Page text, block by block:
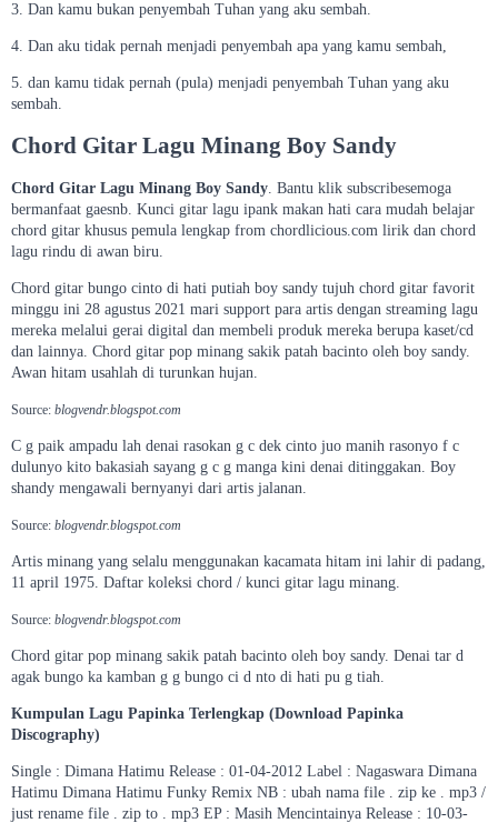
3. Dan kamu bukan penyembah Tuhan yang aku sembah.
4. Dan aku tidak pernah menjadi penyembah apa yang kamu sembah,
5. dan kamu tidak pernah (pula) menjadi penyembah Tuhan yang aku
sembah.
Chord Gitar Lagu Minang Boy Sandy
Chord Gitar Lagu Minang Boy Sandy. Bantu klik subscribesemoga
bermanfaat gaesnb. Kunci gitar lagu ipank makan hati cara mudah belajar
chord gitar khusus pemula lengkap from chordlicious.com lirik dan chord
lagu rindu di awan biru.
Chord gitar bungo cinto di hati putiah boy sandy tujuh chord gitar favorit
minggu ini 28 agustus 2021 mari support para artis dengan streaming lagu
mereka melalui gerai digital dan membeli produk mereka berupa kaset/cd
dan lainnya. Chord gitar pop minang sakik patah bacinto oleh boy sandy.
Awan hitam usahlah di turunkan hujan.
Source: blogvendr.blogspot.com
C g paik ampadu lah denai rasokan g c dek cinto juo manih rasonyo f c
dulunyo kito bakasiah sayang g c g manga kini denai ditinggakan. Boy
shandy mengawali bernyanyi dari artis jalanan.
Source: blogvendr.blogspot.com
Artis minang yang selalu menggunakan kacamata hitam ini lahir di padang,
11 april 1975. Daftar koleksi chord / kunci gitar lagu minang.
Source: blogvendr.blogspot.com
Chord gitar pop minang sakik patah bacinto oleh boy sandy. Denai tar d
agak bungo ka kamban g g bungo ci d nto di hati pu g tiah.
Kumpulan Lagu Papinka Terlengkap (Download Papinka
Discography)
Single : Dimana Hatimu Release : 01-04-2012 Label : Nagaswara Dimana
Hatimu Dimana Hatimu Funky Remix NB : ubah nama file . zip ke . mp3 /
just rename file . zip to . mp3 EP : Masih Mencintainya Release : 10-03-